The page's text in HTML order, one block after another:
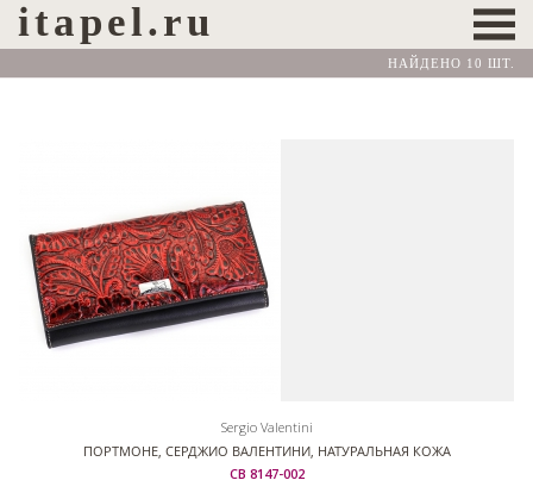
itapel.ru
НАЙДЕНО 10 ШТ.
Sergio Valentini
ПОРТМОНЕ, СЕРДЖИО ВАЛЕНТИНИ, НАТУРАЛЬНАЯ КОЖА
СВ 8147-002